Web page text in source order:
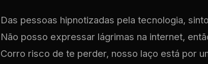
Das pessoas hipnotizadas pela tecnologia,
Não posso expressar lágrimas na internet,
Corro risco de te perder, nosso laço está por